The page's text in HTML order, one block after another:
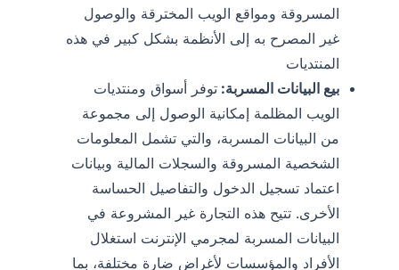
المسروقة ومواقع الويب المخترقة والوصول
غير المصرح به إلى الأنظمة بشكل كبير في هذه
المنتديات
بيع البيانات المسربة:توفر أسواق ومنتديات
الويب المظلمة إمكانية الوصول إلى مجموعة
من البيانات المسربة، والتي تشمل المعلومات
الشخصية المسروقة والسجلات المالية وبيانات
اعتماد تسجيل الدخول والتفاصيل الحساسة
الأخرى. تتيح هذه التجارة غير المشروعة في
البيانات المسربة لمجرمي الإنترنت استغلال
الأفراد والمؤسسات لأغراض ضارة مختلفة، بما